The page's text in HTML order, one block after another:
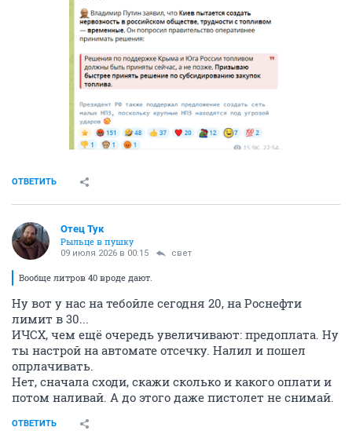
ОТВЕТИТЬ
Отец Тук
Рыльце в пушку
09 июля 2026 в 00:15 свет
Вообще литров 40 вроде дают.
Ну вот у нас на тебойле сегодня 20, на Роснефти
лимит в 30...
ИЧСХ, чем ещё очередь увеличивают: предоплата. Ну
ты настрой на автомате отсечку. Налил и пошел
опрлачивать.
Нет, сначала сходи, скажи сколько и какого оплати и
потом наливай. А до этого даже пистолет не снимай.
ОТВЕТИТЬ